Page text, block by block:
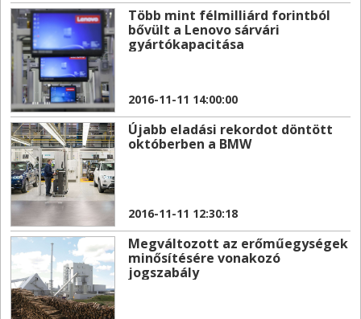
Több mint félmilliárd forintból
bővült a Lenovo sárvári
gyártókapacitása
2016-11-11 14:00:00
Újabb eladási rekordot döntött
októberben a BMW
2016-11-11 12:30:18
Megváltozott az erőműegységek
minősítésére vonakozó
jogszabály